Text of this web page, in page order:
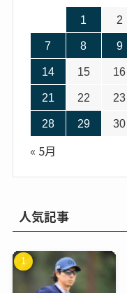
1 2
7 8 9
14 15 16
21 22 23
28 29 30
« 5月
人気記事